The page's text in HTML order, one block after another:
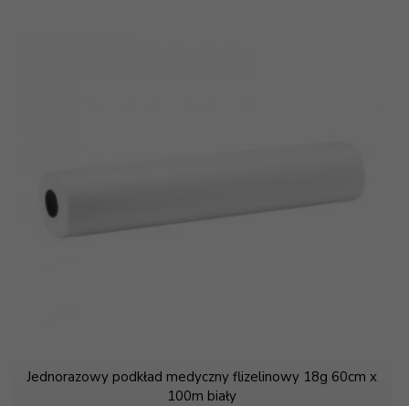
Jednorazowy podkład medyczny flizelinowy 18g 60cm x
100m biały